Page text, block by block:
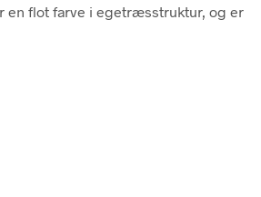
en flot farve i egetræsstruktur, og er